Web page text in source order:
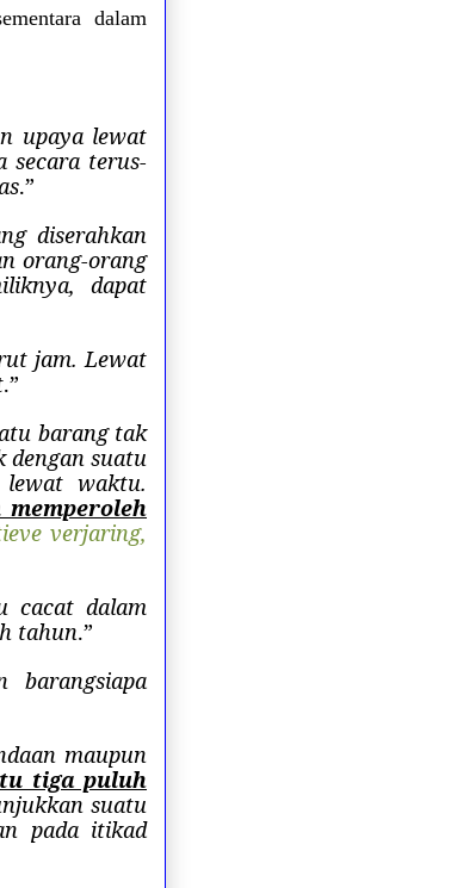
dalam
upaya lewat
secara terus-
.”
diserahkan
orang-orang
dapat
jam. Lewat
.”
barang tak
dengan suatu
waktu.
verjaring,
cacat dalam
tahun.”
maupun
tiga puluh
suatu
pada itikad